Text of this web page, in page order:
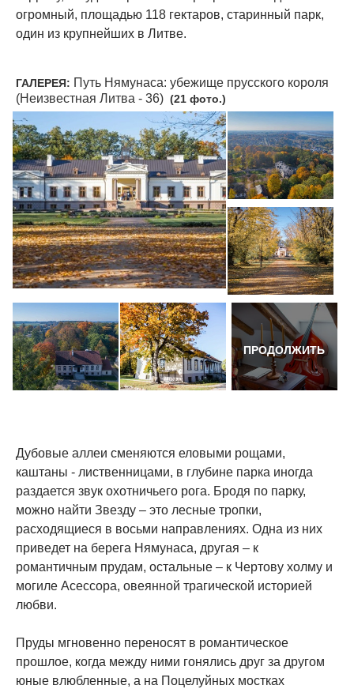
огромный, площадью 118 гектаров, старинный парк,
один из крупнейших в Литве.
ГАЛЕРЕЯ: Путь Нямунаса: убежище прусского короля
(Неизвестная Литва - 36) (21 фото.)
ПРОДОЛЖИТЬ
Дубовые аллеи сменяются еловыми рощами,
каштаны - лиственницами, в глубине парка иногда
раздается звук охотничьего рога. Бродя по парку,
можно найти Звезду – это лесные тропки,
расходящиеся в восьми направлениях. Одна из них
приведет на берега Нямунаса, другая – к
романтичным прудам, остальные – к Чертову холму и
могиле Асессора, овеянной трагической историей
любви.
Пруды мгновенно переносят в романтическое
прошлое, когда между ними гонялись друг за другом
юные влюбленные, а на Поцелуйных мостках